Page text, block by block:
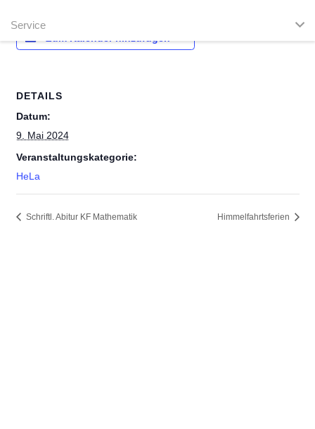
Service
DETAILS
Datum:
9. Mai 2024
Veranstaltungskategorie:
HeLa
Schriftl. Abitur KF Mathematik Himmelfahrtsferien